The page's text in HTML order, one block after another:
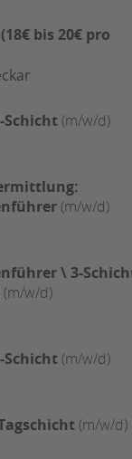
bis 20€ pro
(m/w/d)
(m/w/d)
\ 3-
(m/w/d)
(m/w/d)
(m/w/d)